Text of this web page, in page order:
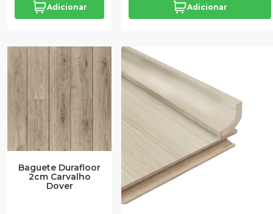
Adicionar Adicionar
Baguete Durafloor
2cm Carvalho
Dover